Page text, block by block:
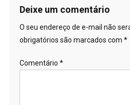
Deixe um comentário
O seu endereço de e-mail não
obrigatórios são marcados com *
Comentário *